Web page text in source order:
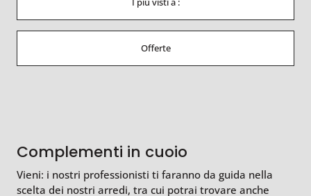
Offerte
Complementi in cuoio
Vieni: i nostri professionisti ti faranno da guida nella
scelta dei nostri arredi, tra cui potrai trovare anche